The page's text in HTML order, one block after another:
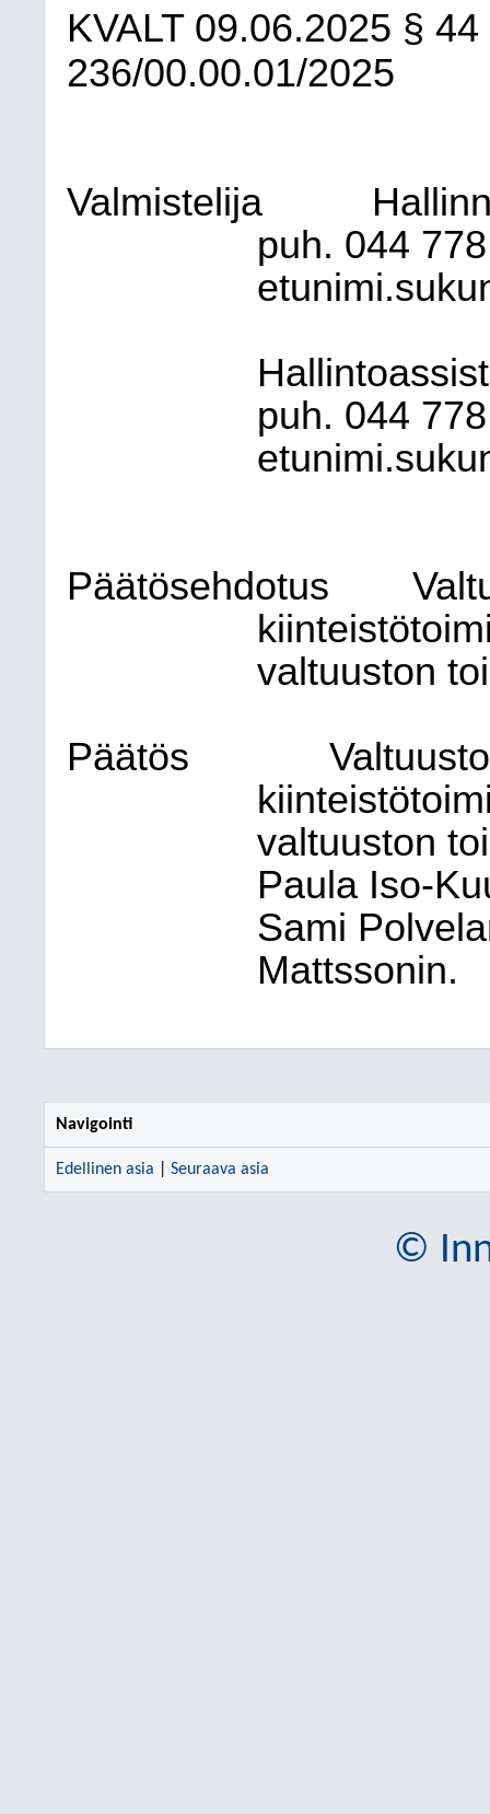
KVALT 09.06.2025 § 44
236/00.00.01/2025
Valmistelija
puh. 044
puh. 044
Päätösehdotus
valtuuston
Päätös
valtuuston
Paula Iso-
Sami
Mattssonin.
Navigointi
Edellinen asia Seuraava asia
©